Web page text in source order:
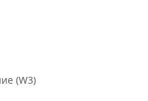
(W3)